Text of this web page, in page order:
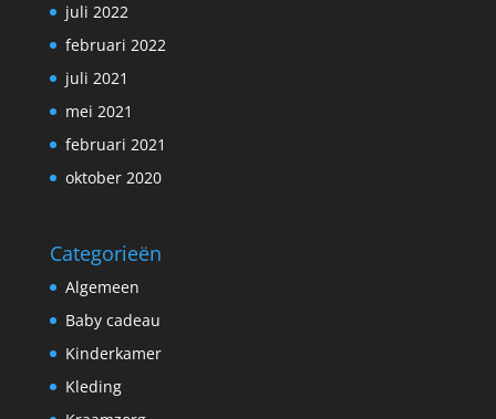
juli 2022
februari 2022
juli 2021
mei 2021
februari 2021
oktober 2020
Categorieën
Algemeen
Baby cadeau
Kinderkamer
Kleding